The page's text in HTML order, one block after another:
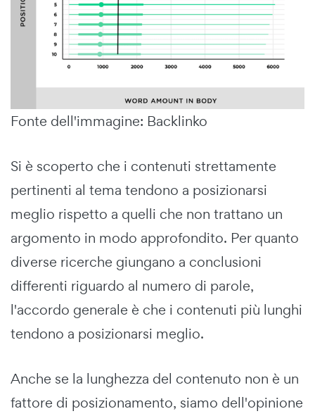
Fonte dell'immagine: Backlinko
Si è scoperto che i contenuti strettamente
pertinenti al tema tendono a posizionarsi
meglio rispetto a quelli che non trattano un
argomento in modo approfondito. Per quanto
diverse ricerche giungano a conclusioni
differenti riguardo al numero di parole,
l'accordo generale è che i contenuti più lunghi
tendono a posizionarsi meglio.
Anche se la lunghezza del contenuto non è un
fattore di posizionamento, siamo dell'opinione